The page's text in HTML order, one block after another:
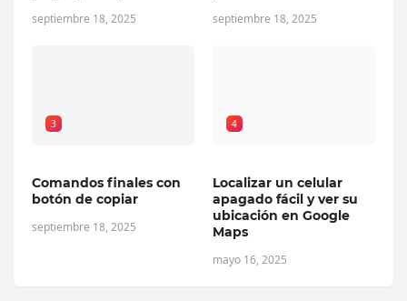
septiembre 18, 2025 septiembre 18, 2025
3
Comandos finales con
botón de copiar
septiembre 18, 2025
4
Localizar un celular
apagado fácil y ver su
ubicación en Google
Maps
mayo 16, 2025